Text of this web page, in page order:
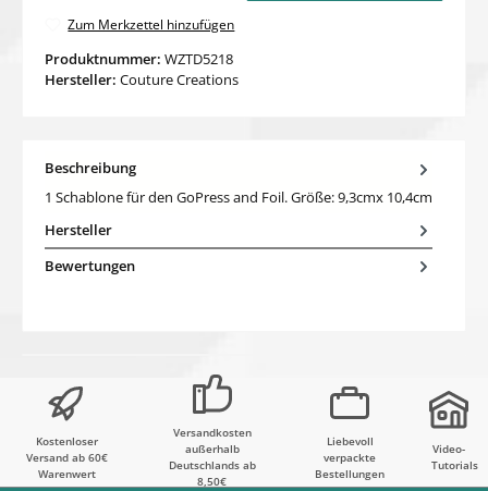
Zum Merkzettel hinzufügen
Produktnummer: WZTD5218
Hersteller: Couture Creations
Beschreibung
1 Schablone für den GoPress and Foil. Größe: 9,3cmx 10,4cm
Hersteller
Bewertungen
Kostenloser
Versand ab 60€
Warenwert
Versandkosten
außerhalb
Deutschlands ab
8,50€
Liebevoll
verpackte
Bestellungen
Video-
Tutorials